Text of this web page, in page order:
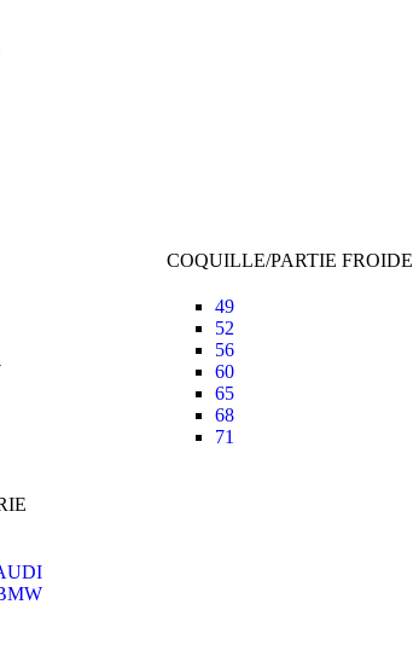
COQUILLE/PARTIE FROIDE
49
52
56
60
65
68
71